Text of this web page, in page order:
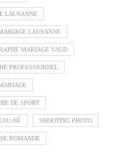
LAUSANNE
LAUSANNE
MARIAGE VAUD
PROFESSIONNEL
DE SPORT
NÉ SHOOTING PHOTO
ROMANDE